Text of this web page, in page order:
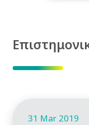
31 Mar 2019